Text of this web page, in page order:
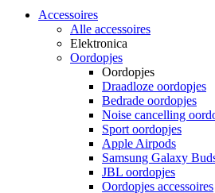
Accessoires
Alle accessoires
Elektronica
Oordopjes
Oordopjes
Draadloze oordopjes
Bedrade oordopjes
Noise cancelling
Sport oordopjes
Apple Airpods
Samsung Galaxy
JBL oordopjes
Oordopjes accessoires